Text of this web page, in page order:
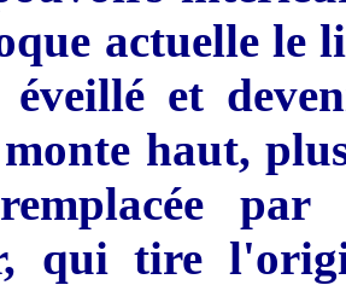
actuelle le
éveillé et
haut,
par
qui tire